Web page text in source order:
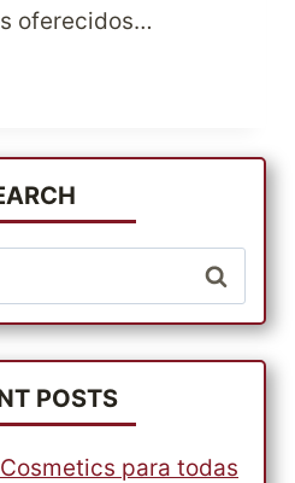
oferecidos…
POSTS
para todas